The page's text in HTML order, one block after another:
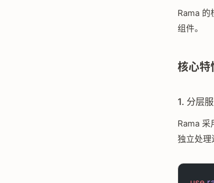
Rama
组件。
核心特
1. 分层
Rama 采
独立处理